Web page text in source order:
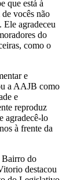
que está à
vocês não
Ele agradeceu
do
como o
e
a AAJB como
e
reproduz
agradecê-lo
à frente da
Bairro do
destacou